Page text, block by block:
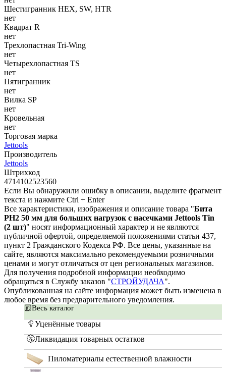
Шестигранник HEX, SW, HTR
нет
Квадрат R
нет
Трехлопастная Tri-Wing
нет
Четырехлопастная TS
нет
Пятигранник
нет
Вилка SP
нет
Кровельная
нет
Торговая марка
Jettools
Производитель
Jettools
Штрихкод
4714102523560
Если Вы обнаружили ошибку в описании, выделите фрагмент
текста и нажмите Ctrl + Enter
Все характеристики, изображения и описание товара "Бита
PH2 50 мм для больших нагрузок с насечками Jettools Tin
(2 шт)" носят информационный характер и не являются
публичной офертой, определяемой положениями статьи 437,
пункт 2 Гражданского Кодекса РФ. Все цены, указанные на
сайте, являются максимально рекомендуемыми розничными
ценами и могут отличаться от цен региональных магазинов.
Для получения подробной информации необходимо
обращаться в Службу заказов "СТРОЙУДАЧА".
Опубликованная на сайте информация может быть изменена в
любое время без предварительного уведомления.
Весь каталог
Уценённые товары
Ликвидация товарных остатков
Пиломатериалы естественной влажности